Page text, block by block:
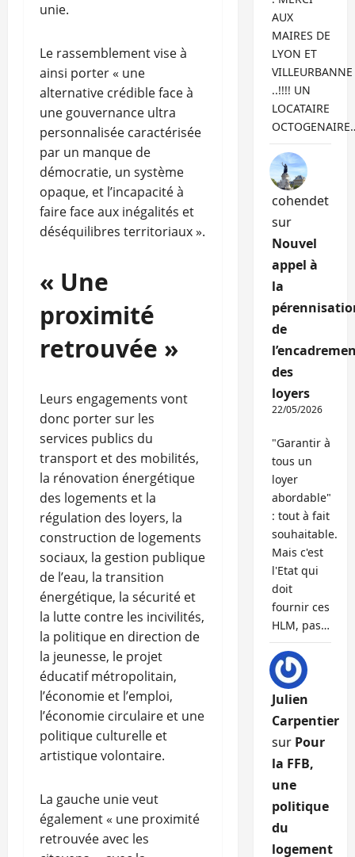
unie.
Le rassemblement vise à
ainsi porter « une
alternative crédible face à
une gouvernance ultra
personnalisée caractérisée
par un manque de
démocratie, un système
opaque, et l’incapacité à
faire face aux inégalités et
déséquilibres territoriaux ».
« Une
proximité
retrouvée »
Leurs engagements vont
donc porter sur les
services publics du
transport et des mobilités,
la rénovation énergétique
des logements et la
régulation des loyers, la
construction de logements
sociaux, la gestion publique
de l’eau, la transition
énergétique, la sécurité et
la lutte contre les incivilités,
la politique en direction de
la jeunesse, le projet
éducatif métropolitain,
l’économie et l’emploi,
l’économie circulaire et une
politique culturelle et
artistique volontaire.
La gauche unie veut
également « une proximité
retrouvée avec les
AUX
MAIRES DE
LYON ET
VILLEURBANNE
..!!!! UN
LOCATAIRE
cohendet
sur
Nouvel
appel à
la
de
des
loyers
22/05/2026
"Garantir à
tous un
loyer
abordable"
: tout à fait
souhaitable.
Mais c'est
l'Etat qui
doit
fournir ces
HLM, pas…
Julien
Carpentier
sur Pour
la FFB,
une
politique
du
logement